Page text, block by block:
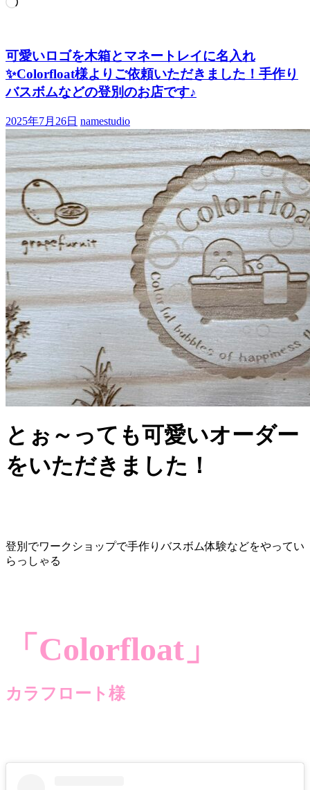
可愛いロゴを木箱とマネートレイに名入れ
✨Colorfloat様よりご依頼いただきました！手作り
バスボムなどの登別のお店です♪
2025年7月26日 namestudio
とぉ～っても可愛いオーダー
をいただきました！
登別でワークショップで手作りバスボム体験などをやってい
らっしゃる
「Colorfloat」
カラフロート様